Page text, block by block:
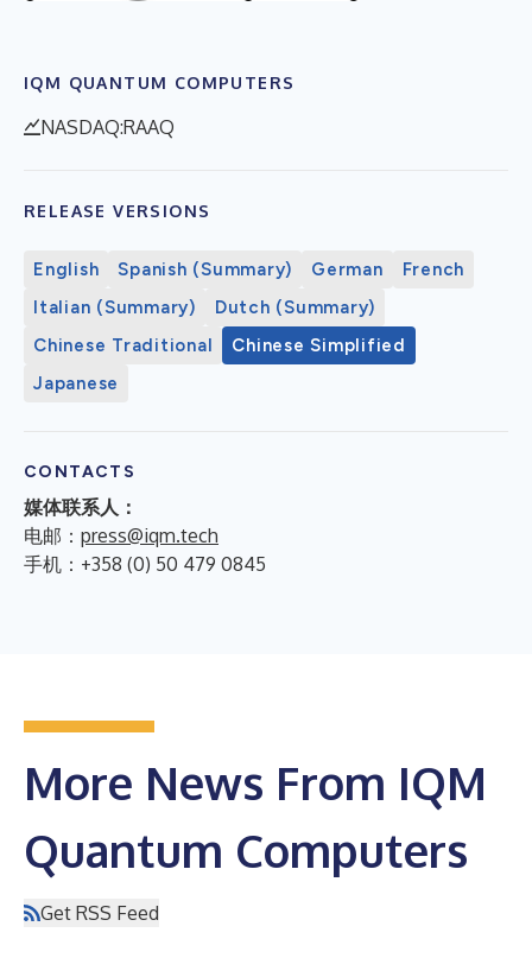
IQM QUANTUM COMPUTERS
NASDAQ:RAAQ
RELEASE VERSIONS
English Spanish (Summary) German
French
Italian (Summary)
Dutch (Summary)
Chinese Traditional
Chinese Simplified
Japanese
CONTACTS
媒体联系人：
电邮： press@iqm.tech
手机：+358 (0) 50 479 0845
More News From IQM
Quantum Computers
Get RSS Feed